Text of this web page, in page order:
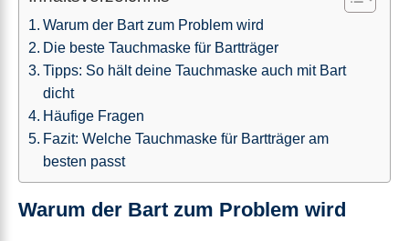
Warum der Bart zum Problem wird
Die beste Tauchmaske für Bartträger
Tipps: So hält deine Tauchmaske auch mit Bart
dicht
Häufige Fragen
Fazit: Welche Tauchmaske für Bartträger am
besten passt
Warum der Bart zum Problem wird